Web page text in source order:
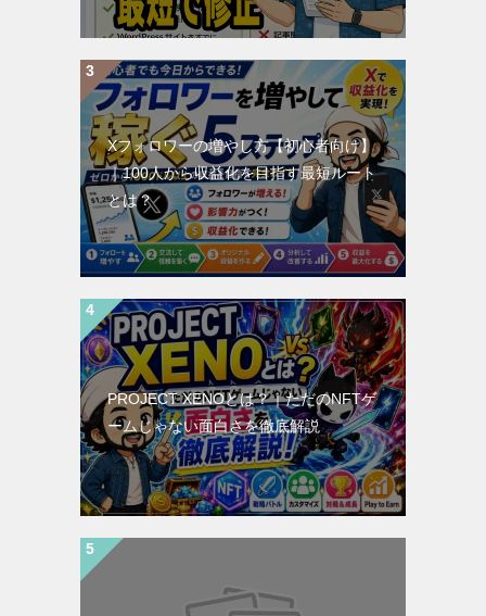
Xフォロワーの増やし方【初心者向け】
｜100人から収益化を目指す最短ルート
とは？
PROJECT XENOとは？｜ただのNFTゲ
ームじゃない面白さを徹底解説